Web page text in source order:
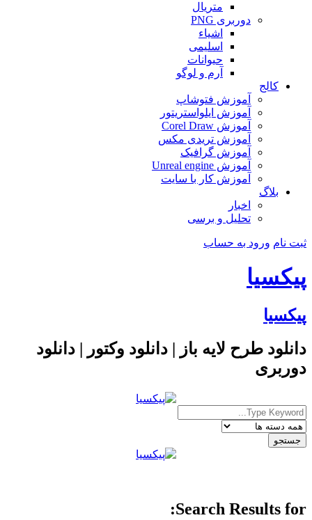
متریال
دوربری PNG
اشیاء
اسلیمی
حیوانات
آرم و لوگو
کالج
آموزش فتوشاپ
آموزش ایلواستریتور
آموزش Corel Draw
آموزش تریدی مکس
آموزش گرافیک
آموزش Unreal engine
آموزش کار با سایت
بلاگ
اخبار
تحلیل و برسی
ثبت نام ورود به حساب
پیکسیا
پیکسیا
دانلود طرح لایه باز | دانلود وکتور | دانلود
دوربری
Search Results for: